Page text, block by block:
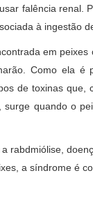
falência renal.
à ingestão
em
Como ela é
de toxinas que,
quando o
rabdmiólise,
a síndrome é